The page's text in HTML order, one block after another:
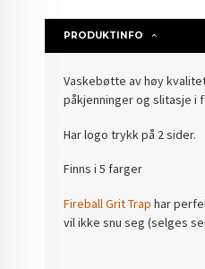
PRODUKTINFO
Vaskebøtte av høy
påkjenninger og slitasje i
Har logo trykk på 2 sider.
Finns i 5 farger
Fireball Grit Trap har
vil ikke snu seg (selges